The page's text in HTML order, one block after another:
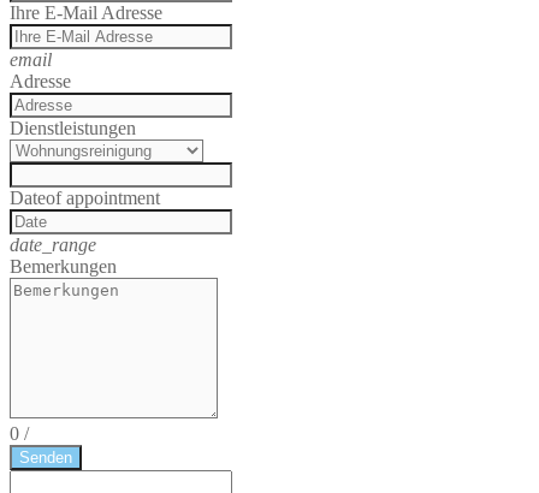
Ihre E-Mail Adresse
email
Adresse
Dienstleistungen
Dateof appointment
date_range
Bemerkungen
0 /
Senden